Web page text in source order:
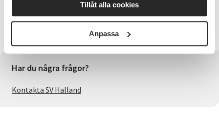
Tillåt alla cookies
Anpassa
eller bli medlem? Se info på Föreningen Nordens
hemsida: https://norden.se
Har du några frågor?
Kontakta SV Halland